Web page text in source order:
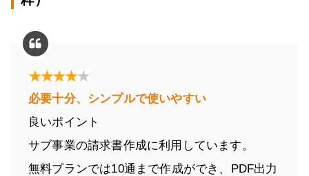
必要十分、シンプルで使いやすい
良いポイント
サブ事業の請求書作成に利用しています。
無料プランでは10通まで作成ができ、PDF出力